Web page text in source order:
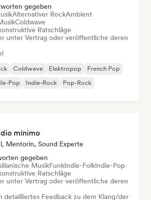
gegeben
Alternativer RockAmbient
Coldwave
Ratschläge
unter Vertrag oder veröffentliche deren
Coldwave Elektropop
French Pop
Pop Indie-Rock Pop-Rock
mínimo
Mentorin, Sound Experte
gegeben
MusikFunkIndie-FolkIndie-Pop
Ratschläge
unter Vertrag oder veröffentliche deren
detailliertes Feedback zu dem Klang/der